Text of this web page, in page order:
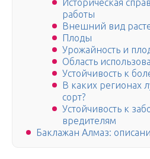
Историческая
работы
Внешний вид
Плоды
Урожайность и
Область
Устойчивость к
В каких регионах
сорт?
Устойчивость к
вредителям
Баклажан Алмаз: